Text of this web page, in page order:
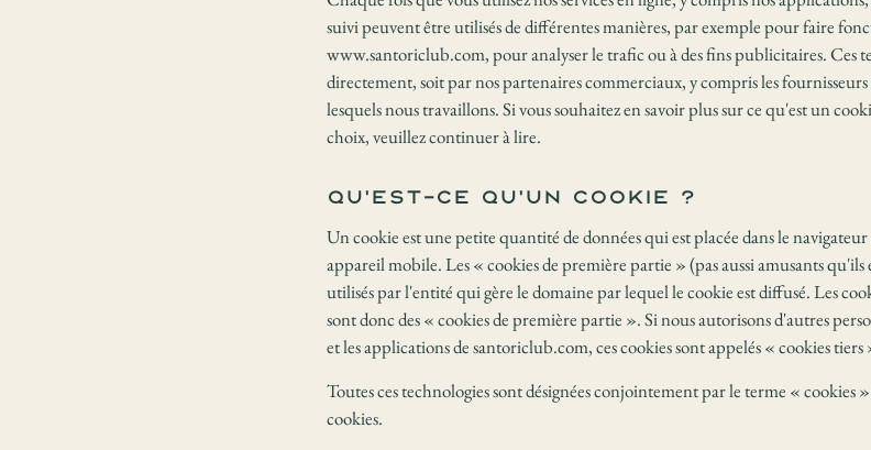
suivi peuvent être utilisés de différentes manières, par exemple pour faire
www.santoriclub.com, pour analyser le trafic ou à des fins publicitaires. Ces
directement, soit par nos partenaires commerciaux, y compris les fournisseurs
lesquels nous travaillons. Si vous souhaitez en savoir plus sur ce qu'est un
choix, veuillez continuer à lire.
Qu'est-ce qu'un cookie ?
Un cookie est une petite quantité de données qui est placée dans le
appareil mobile. Les « cookies de première partie » (pas aussi amusants
utilisés par l'entité qui gère le domaine par lequel le cookie est diffusé. Les
sont donc des « cookies de première partie ». Si nous autorisons d'autres
et les applications de santoriclub.com, ces cookies sont appelés « cookies tiers
Toutes ces technologies sont désignées conjointement par le terme « cookies
cookies.